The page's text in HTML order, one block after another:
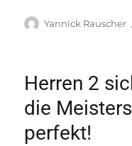
Autor
Yannick Rauscher
Herren 2
die
perfekt!